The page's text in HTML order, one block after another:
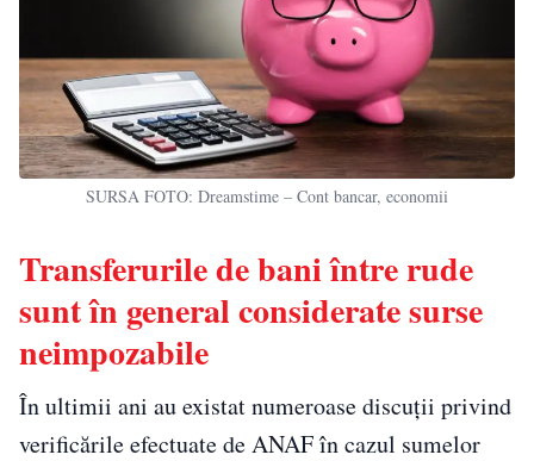
SURSA FOTO: Dreamstime – Cont bancar, economii
Transferurile de bani între rude
sunt în general considerate surse
neimpozabile
În ultimii ani au existat numeroase discuții privind
verificările efectuate de ANAF în cazul sumelor